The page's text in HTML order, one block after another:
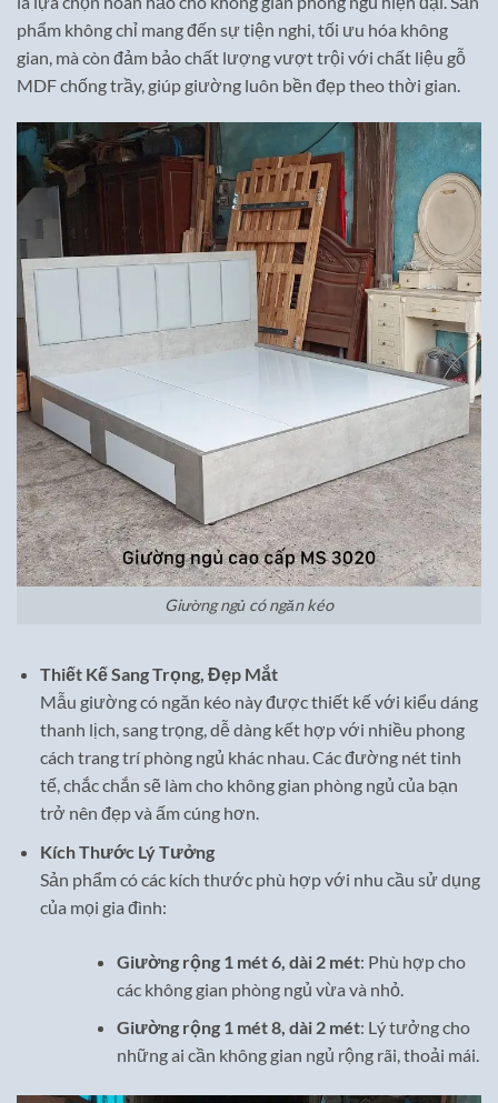
phẩm không chỉ mang đến sự tiện nghi, tối ưu hóa không
gian, mà còn đảm bảo chất lượng vượt trội với chất liệu gỗ
MDF chống trầy, giúp giường luôn bền đẹp theo thời gian.
Giường ngủ có ngăn kéo
Thiết Kế Sang Trọng, Đẹp Mắt
Mẫu giường có ngăn kéo này được thiết kế với kiểu dáng
thanh lịch, sang trọng, dễ dàng kết hợp với nhiều phong
cách trang trí phòng ngủ khác nhau. Các đường nét tinh
tế, chắc chắn sẽ làm cho không gian phòng ngủ của bạn
trở nên đẹp và ấm cúng hơn.
Kích Thước Lý Tưởng
Sản phẩm có các kích thước phù hợp với nhu cầu sử dụng
của mọi gia đình:
Giường rộng 1 mét 6, dài 2 mét: Phù hợp cho
các không gian phòng ngủ vừa và nhỏ.
Giường rộng 1 mét 8, dài 2 mét: Lý tưởng cho
những ai cần không gian ngủ rộng rãi, thoải mái.